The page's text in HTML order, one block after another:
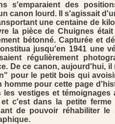
s'emparaient des
canon lourd. Il s'agissait
une centaine de
la pièce de Chuignes
bétonné. Capturée et
jusqu'en 1941 une
régulièrement
De ce canon, aujourd'hui, il
pour le petit bois qui
pour cette page
vestiges et témoignages
c'est dans la petite
de pouvoir réhabiliter